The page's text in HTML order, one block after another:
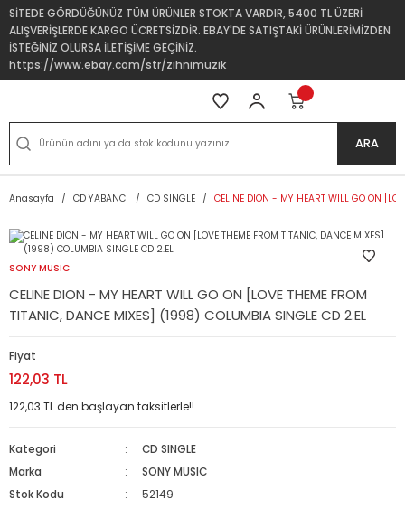
SİTEDE GÖRDÜĞÜNÜZ TÜM ÜRÜNLER STOKTA VARDIR, 5400 TL ÜZERİ
ALIŞVERİŞLERDE KARGO ÜCRETSİZDİR. EBAY'DE SATIŞTAKİ ÜRÜNLERİMİZDEN
İSTEĞİNİZ OLURSA İLETİŞİME GEÇİNİZ.
https://www.ebay.com/str/zihnimuzik
ARA
Anasayfa CD YABANCI CD SINGLE CELINE DION - MY HEART WILL GO ON
SONY MUSIC
CELINE DION - MY HEART WILL GO ON [LOVE THEME FROM
TITANIC, DANCE MIXES] (1998) COLUMBIA SINGLE CD 2.EL
Fiyat
122,03 TL
122,03 TL den başlayan taksitlerle!!
Kategori
CD SINGLE
Marka
SONY MUSIC
Stok Kodu
52149